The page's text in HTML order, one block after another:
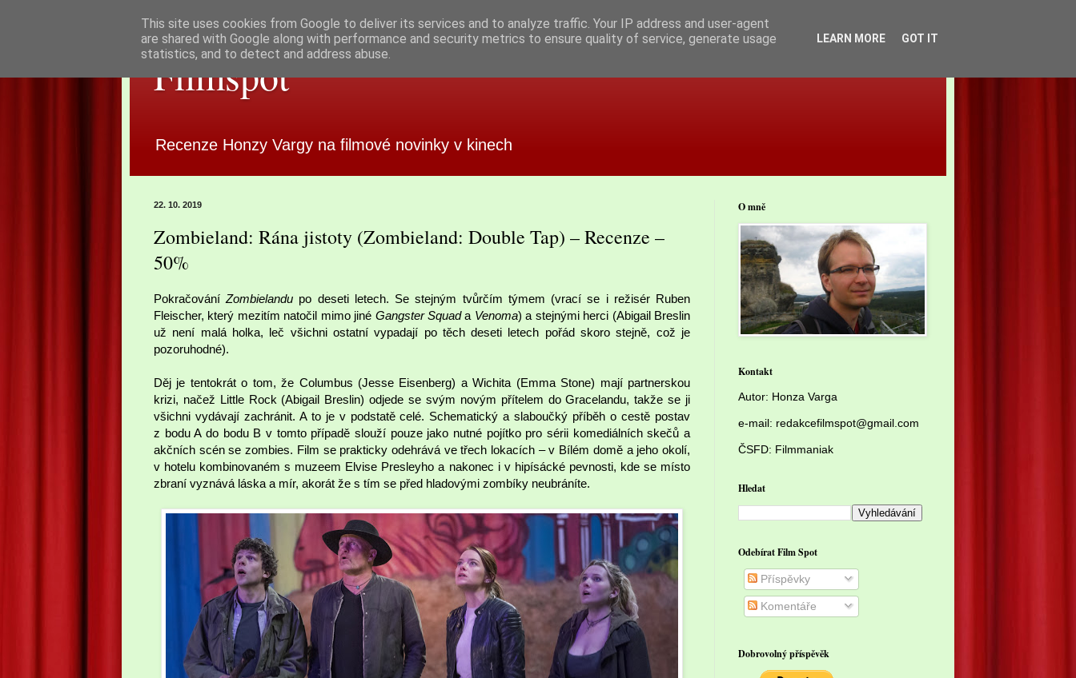
Filmspot
Recenze Honzy Vargy na filmové novinky v kinech
22. 10. 2019
Zombieland: Rána jistoty (Zombieland: Double Tap) – Recenze –
50%
PokračováníZombielandu po deseti letech. Se stejným tvůrčím týmem (vrací se i režisér Ruben
Fleischer, který mezitím natočil mimo jiné Gangster Squada Venoma) a stejnými herci (Abigail Breslin
už není malá holka, leč všichni ostatní vypadají po těch deseti letech pořád skoro stejně, což je
pozoruhodné).
Děj je tentokrát o tom, že Columbus (Jesse Eisenberg) a Wichita (Emma Stone) mají partnerskou
krizi, načež Little Rock (Abigail Breslin) odjede se svým novým přítelem do Gracelandu, takže se ji
všichni vydávají zachránit. A to je v podstatě celé. Schematický a slaboučký příběh o cestě postav
z bodu A do bodu B v tomto případě slouží pouze jako nutné pojítko pro sérii komediálních skečů a
akčních scén se zombies. Film se prakticky odehrává ve třech lokacích – v Bílém domě a jeho okolí,
v hotelu kombinovaném s muzeem Elvise Presleyho a nakonec i v hipísácké pevnosti, kde se místo
zbraní vyznává láska a mír, akorát že s tím se před hladovými zombíky neubráníte.
O mně
Kontakt
Autor: Honza Varga
e-mail: redakcefilmspot@gmail.com
ČSFD: Filmmaniak
Hledat
Odebírat Film Spot
Příspěvky
Komentáře
Dobrovolný příspěvěk
This site uses cookies from Google to deliver its services and to analyze traffic. Your IP address and user-agent
are shared with Google along with performance and security metrics to ensure quality of service, generate usage
statistics, and to detect and address abuse.
LEARN MORE GOT IT